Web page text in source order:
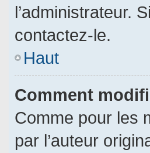
l’administrateur.
contactez-le.
Haut
Comment
Comme pour les
par l’auteur